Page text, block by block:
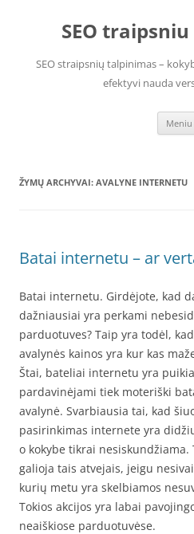
SEO
SEO straipsnių talpinimas –
efektyvi nauda
Meniu
ŽYMŲ ARCHYVAI: AVALYNE INTERNETU
Batai internetu – ar
Batai internetu. Girdėjote, kad
dažniausiai yra perkami
parduotuves? Taip yra todėl,
avalynės kainos yra kur kas
Štai, bateliai internetu yra
pardavinėjami tiek moteriški
avalynė. Svarbiausia tai, kad
pasirinkimas internete yra
o kokybe tikrai
galioja tais atvejais, jeigu
kurių metu yra skelbiamos
Tokios akcijos yra labai
neaiškiose parduotuvėse.